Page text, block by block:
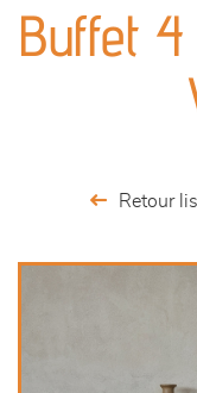
séjours
meubles de
Buffet
Retour